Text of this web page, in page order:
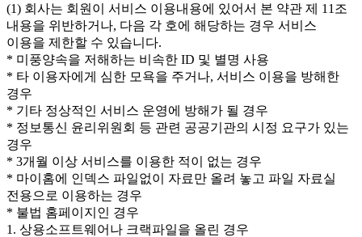
(1) 회사는 회원이 서비스 이용내용에 있어서 본 약관 제 11조
내용을 위반하거나, 다음 각 호에 해당하는 경우 서비스
이용을 제한할 수 있습니다.
* 미풍양속을 저해하는 비속한 ID 및 별명 사용
* 타 이용자에게 심한 모욕을 주거나, 서비스 이용을 방해한
경우
* 기타 정상적인 서비스 운영에 방해가 될 경우
* 정보통신 윤리위원회 등 관련 공공기관의 시정 요구가 있는
경우
* 3개월 이상 서비스를 이용한 적이 없는 경우
* 마이홈에 인덱스 파일없이 자료만 올려 놓고 파일 자료실
전용으로 이용하는 경우
* 불법 홈페이지인 경우
1. 상용소프트웨어나 크랙파일을 올린 경우